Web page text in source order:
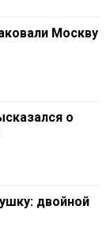
Москву
о
двойной